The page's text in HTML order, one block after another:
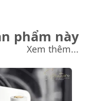
phẩm này
Xem thêm...